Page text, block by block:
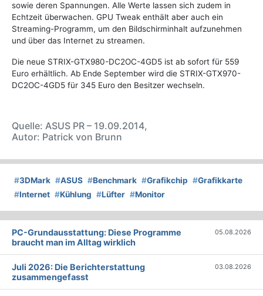
sowie deren Spannungen. Alle Werte lassen sich zudem in
Echtzeit überwachen. GPU Tweak enthält aber auch ein
Streaming-Programm, um den Bildschirminhalt aufzunehmen
und über das Internet zu streamen.
Die neue STRIX-GTX980-DC2OC-4GD5 ist ab sofort für 559
Euro erhältlich. Ab Ende September wird die STRIX-GTX970-
DC2OC-4GD5 für 345 Euro den Besitzer wechseln.
Quelle: ASUS PR – 19.09.2014,
Autor: Patrick von Brunn
#3DMark #ASUS #Benchmark #Grafikchip #Grafikkarte
#Internet #Kühlung #Lüfter #Monitor
PC-Grundausstattung: Diese Programme
braucht man im Alltag wirklich
05.08.2026
Juli 2026: Die Bericht­erstattung
zusammengefasst
03.08.2026